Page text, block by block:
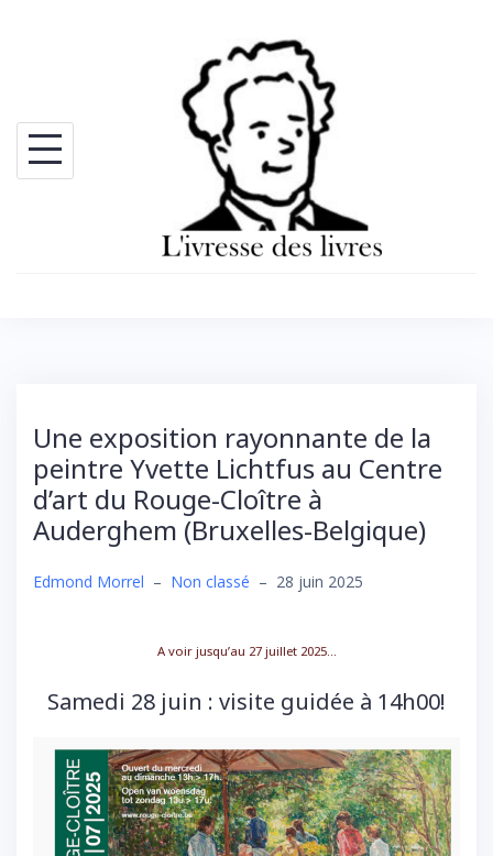
Une exposition rayonnante de la
peintre Yvette Lichtfus au Centre
d’art du Rouge-Cloître à
Auderghem (Bruxelles-Belgique)
Edmond Morrel – Non classé – 28 juin 2025
A voir jusqu’au 27 juillet 2025…
Samedi 28 juin : visite guidée à 14h00!